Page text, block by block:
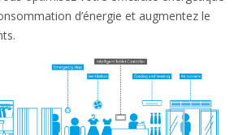
d’énergie et augmentez le